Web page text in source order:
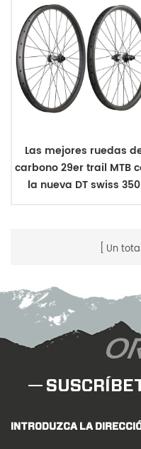
Las mejores ruedas
carbono 29er trail MTB
la nueva DT swiss 350
Un
INTRODUZCA LA